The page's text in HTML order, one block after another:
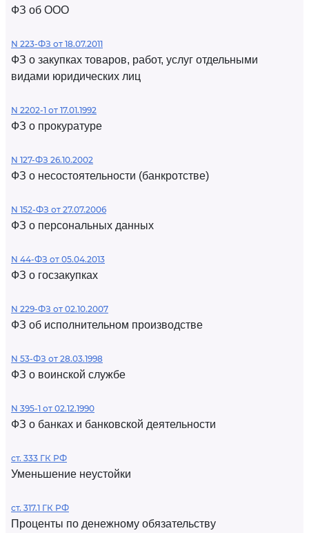
ФЗ об ООО
N 223-ФЗ от 18.07.2011
ФЗ о закупках товаров, работ, услуг отдельными
видами юридических лиц
N 2202-1 от 17.01.1992
ФЗ о прокуратуре
N 127-ФЗ 26.10.2002
ФЗ о несостоятельности (банкротстве)
N 152-ФЗ от 27.07.2006
ФЗ о персональных данных
N 44-ФЗ от 05.04.2013
ФЗ о госзакупках
N 229-ФЗ от 02.10.2007
ФЗ об исполнительном производстве
N 53-ФЗ от 28.03.1998
ФЗ о воинской службе
N 395-1 от 02.12.1990
ФЗ о банках и банковской деятельности
ст. 333 ГК РФ
Уменьшение неустойки
ст. 317.1 ГК РФ
Проценты по денежному обязательству